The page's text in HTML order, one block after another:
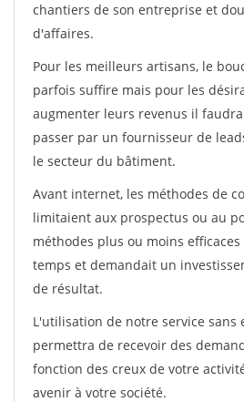
chantiers de son entreprise et
d'affaires.
Pour les meilleurs artisans, le
parfois suffire mais pour les
augmenter leurs revenus il
passer par un fournisseur de
le secteur du bâtiment.
Avant internet, les méthodes de
limitaient aux prospectus ou au
méthodes plus ou moins
temps et demandait un
de résultat.
L'utilisation de notre service sans
permettra de recevoir des
fonction des creux de votre
avenir à votre société.